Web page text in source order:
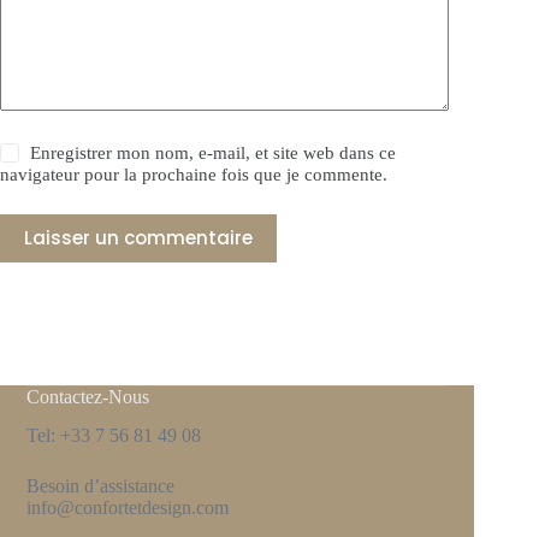
Enregistrer mon nom, e-mail, et site web dans ce
navigateur pour la prochaine fois que je commente.
Laisser un commentaire
Contactez-Nous
Tel: +33 7 56 81 49 08
Besoin d’assistance
info@confortetdesign.com